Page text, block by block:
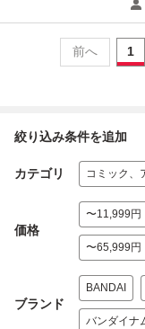
前へ 1
絞り込み条件を追加
カテゴリ コミック、
価格
〜11,999円
〜65,999円
ブランド
BANDAI
バンダイナ